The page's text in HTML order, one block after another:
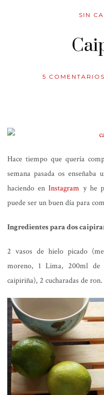
SIN
5 COMENTARIOS
Hace tiempo que quería
semana pasada os
haciendo enInstagram y he
puede ser un buen día para
Ingredientes para dos
2 vasos de hielo picado
moreno, 1 Lima, 200ml de
caipiriña), 2 cucharadas de ron.